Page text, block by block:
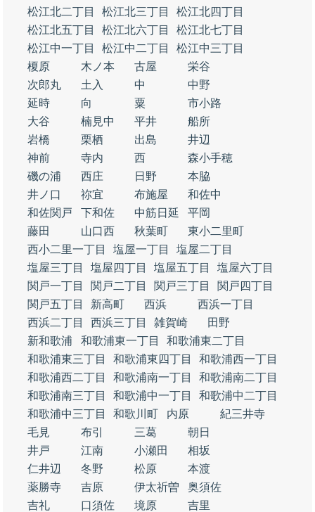
松江北二丁目
松江北三丁目
松江北四丁目
松江北五丁目
松江北六丁目
松江北七丁目
松江中一丁目
松江中二丁目
松江中三丁目
榎原
木ノ本 古屋
栄谷
次郎丸
土入 中
中野
延時
向 粟
市小路
大谷
楠見中 平井
船所
岩橋
栗栖 出島
井辺
神前
寺内 西
森小手穂
磯の浦
西庄 日野
本脇
井ノ口
祢宜 布施屋
和佐中
和佐関戸
下和佐 中筋日延
平岡
藤田
山口西 秋葉町
東小二里町
西小二里一丁目
塩屋一丁目
塩屋二丁目
塩屋三丁目
塩屋四丁目 塩屋五丁目
塩屋六丁目
関戸一丁目
関戸二丁目 関戸三丁目
関戸四丁目
関戸五丁目
新高町 西浜
西浜一丁目
西浜二丁目
西浜三丁目 雑賀崎
田野
新和歌浦
和歌浦東一丁目
和歌浦東二丁目
和歌浦東三丁目
和歌浦東四丁目
和歌浦西一丁目
和歌浦西二丁目
和歌浦南一丁目
和歌浦南二丁目
和歌浦南三丁目
和歌浦中一丁目
和歌浦中二丁目
和歌浦中三丁目
和歌川町 内原
紀三井寺
毛見
布引 三葛
朝日
井戸
江南 小瀬田
相坂
仁井辺
冬野 松原
本渡
薬勝寺
吉原 伊太祈曽
奥須佐
吉礼
口須佐 境原
吉里